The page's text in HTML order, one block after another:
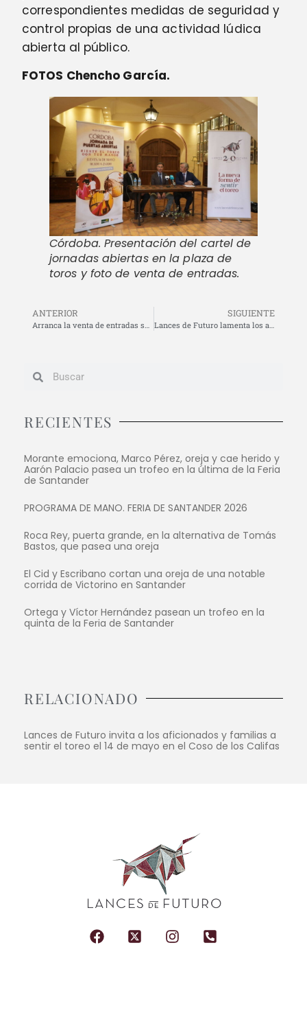
correspondientes medidas de seguridad y
control propias de una actividad lúdica
abierta al público.
FOTOS Chencho García.
Córdoba. Presentación del cartel de
jornadas abiertas en la plaza de
toros y foto de venta de entradas.
ANTERIOR
Arranca la venta de entradas sueltas para la Feria de Nuestra Señora de la Salud de Córdoba
SIGUIENTE
Lances de Futuro lamenta los actos vandálicos en las taquillas de la plaza de toros de Córdoba
RECIENTES
Morante emociona, Marco Pérez, oreja y cae herido y
Aarón Palacio pasea un trofeo en la última de la Feria
de Santander
PROGRAMA DE MANO. FERIA DE SANTANDER 2026
Roca Rey, puerta grande, en la alternativa de Tomás
Bastos, que pasea una oreja
El Cid y Escribano cortan una oreja de una notable
corrida de Victorino en Santander
Ortega y Víctor Hernández pasean un trofeo en la
quinta de la Feria de Santander
RELACIONADO
Lances de Futuro invita a los aficionados y familias a
sentir el toreo el 14 de mayo en el Coso de los Califas